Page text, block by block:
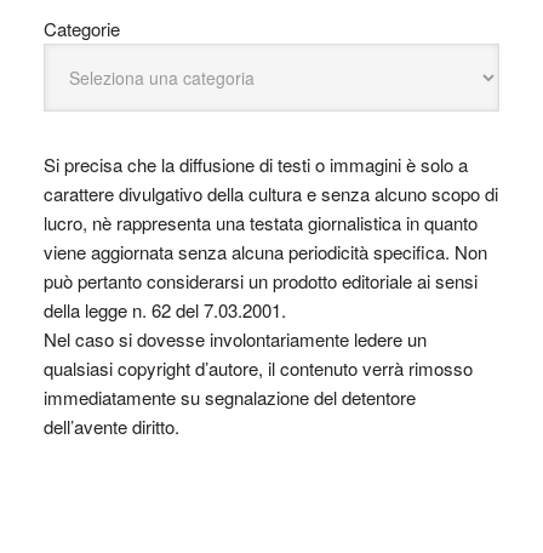
Categorie
Si precisa che la diffusione di testi o immagini è solo a
carattere divulgativo della cultura e senza alcuno scopo di
lucro, nè rappresenta una testata giornalistica in quanto
viene aggiornata senza alcuna periodicità specifica. Non
può pertanto considerarsi un prodotto editoriale ai sensi
della legge n. 62 del 7.03.2001.
Nel caso si dovesse involontariamente ledere un
qualsiasi copyright d’autore, il contenuto verrà rimosso
immediatamente su segnalazione del detentore
dell’avente diritto.